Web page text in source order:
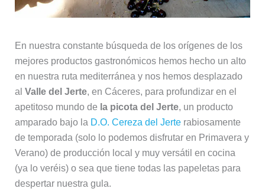
En nuestra constante búsqueda de los orígenes de los
mejores productos gastronómicos hemos hecho un alto
en nuestra ruta mediterránea y nos hemos desplazado
al Valle del Jerte, en Cáceres, para profundizar en el
apetitoso mundo de la picota del Jerte, un producto
amparado bajo la D.O. Cereza del Jerte rabiosamente
de temporada (solo lo podemos disfrutar en Primavera y
Verano) de producción local y muy versátil en cocina
(ya lo veréis) o sea que tiene todas las papeletas para
despertar nuestra gula.